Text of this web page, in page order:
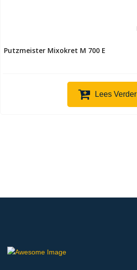
Putzmeister Mixokret M 700 E
Lees Verder